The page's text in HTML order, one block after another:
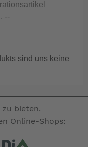
--
sind uns keine
zu bieten.
Online-Shops: